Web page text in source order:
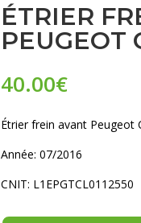
ÉTRIER
PEUGEOT
40.00€
Étrier frein avant Peugeot
Année: 07/2016
CNIT: L1EPGTCL0112550